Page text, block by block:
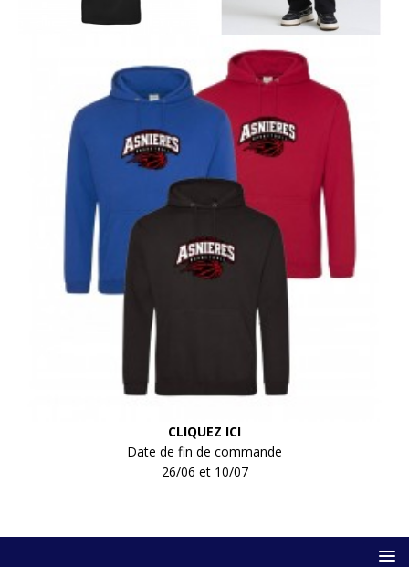
CLIQUEZ ICI
Date de fin de commande
26/06 et 10/07